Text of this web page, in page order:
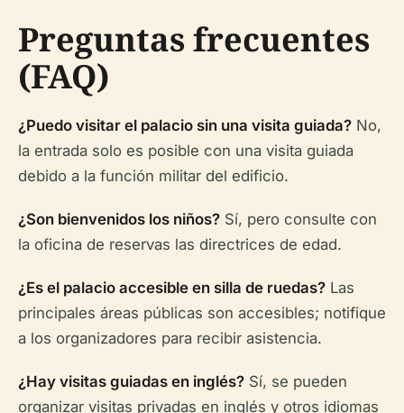
Preguntas frecuentes
(FAQ)
¿Puedo visitar el palacio sin una visita guiada? No,
la entrada solo es posible con una visita guiada
debido a la función militar del edificio.
¿Son bienvenidos los niños? Sí, pero consulte con
la oficina de reservas las directrices de edad.
¿Es el palacio accesible en silla de ruedas? Las
principales áreas públicas son accesibles; notifique
a los organizadores para recibir asistencia.
¿Hay visitas guiadas en inglés? Sí, se pueden
organizar visitas privadas en inglés y otros idiomas